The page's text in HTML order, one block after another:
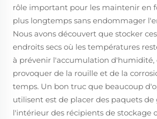
rôle important pour les maintenir en
plus longtemps sans endommager
Nous avons découvert que stocker
endroits secs où les températures
à prévenir l'accumulation d'humidité,
provoquer de la rouille et de la
temps. Un bon truc que beaucoup
utilisent est de placer des paquets de
l'intérieur des récipients de stockage